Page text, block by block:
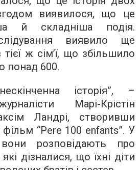
виявилося, що це
й складніша подія.
виявило ще
ж сім’ї, що збільшило
понад 600.
історія”, –
Марі-Крістін
Ландрі, створивши
“Pere 100 enfants”. У
розповідають про
дізналися, що їхні діти